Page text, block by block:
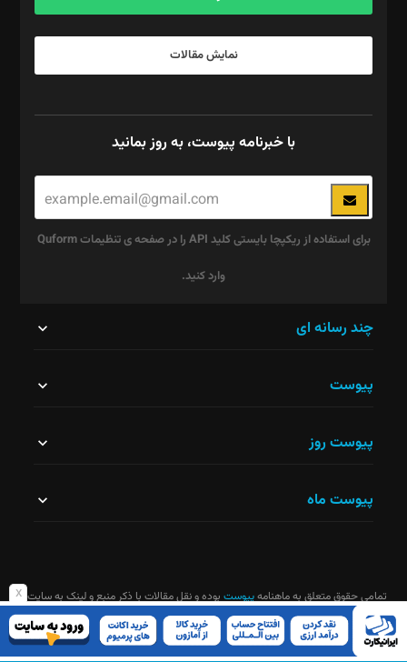
x
نمایش مقالات
با خبرنامه پیوست، به روز بمانید
برای استفاده از ریکپچا بایستی کلید API را در صفحه ی تنظیمات Quform
وارد کنید.
نباید
شود.
چند رسانه ای
پیوست
پیوست روز
پیوست ماه
تمامی حقوق متعلق به ماهنامهپیوست بوده و نقل مقالات با ذکر منبع و لینک به سایت
ماهنامه آزاد است